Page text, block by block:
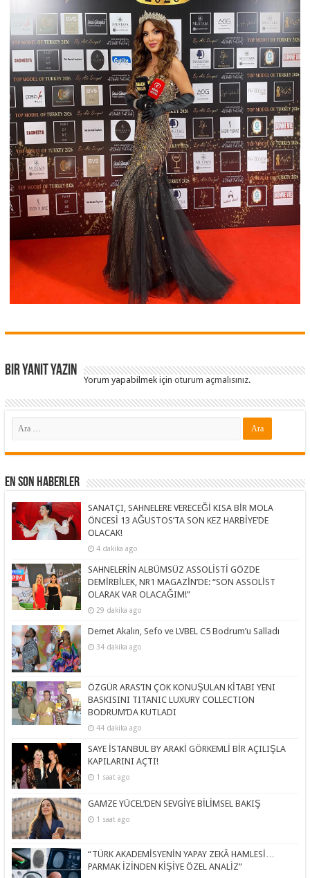
Bir yanıt yazın
Yorum yapabilmek içinoturum açmalısınız.
En Son Haberler
SANATÇI, SAHNELERE VERECEĞİ KISA BİR MOLA
ÖNCESİ 13 AĞUSTOS’TA SON KEZ HARBİYE’DE
OLACAK!
4 dakika ago
SAHNELERİN ALBÜMSÜZ ASSOLİSTİ GÖZDE
DEMİRBİLEK, NR1 MAGAZİN’DE: “SON ASSOLİST
OLARAK VAR OLACAĞIM!”
29 dakika ago
Demet Akalın, Sefo ve LVBEL C5 Bodrum’u Salladı
34 dakika ago
ÖZGÜR ARAS’IN ÇOK KONUŞULAN KİTABI YENI
BASKISINI TITANIC LUXURY COLLECTION
BODRUM’DA KUTLADI
44 dakika ago
SAYE İSTANBUL BY ARAKİ GÖRKEMLİ BİR AÇILIŞLA
KAPILARINI AÇTI!
1 saat ago
GAMZE YÜCEL’DEN SEVGİYE BİLİMSEL BAKIŞ
1 saat ago
“TÜRK AKADEMİSYENİN YAPAY ZEKÂ HAMLESİ…
PARMAK İZİNDEN KİŞİYE ÖZEL ANALİZ”